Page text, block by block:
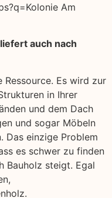
Am
auch nach
Es wird zur
in Ihrer
und dem Dach
und sogar Möbeln
Das einzige Problem
es schwer zu finden
Bauholz steigt. Egal